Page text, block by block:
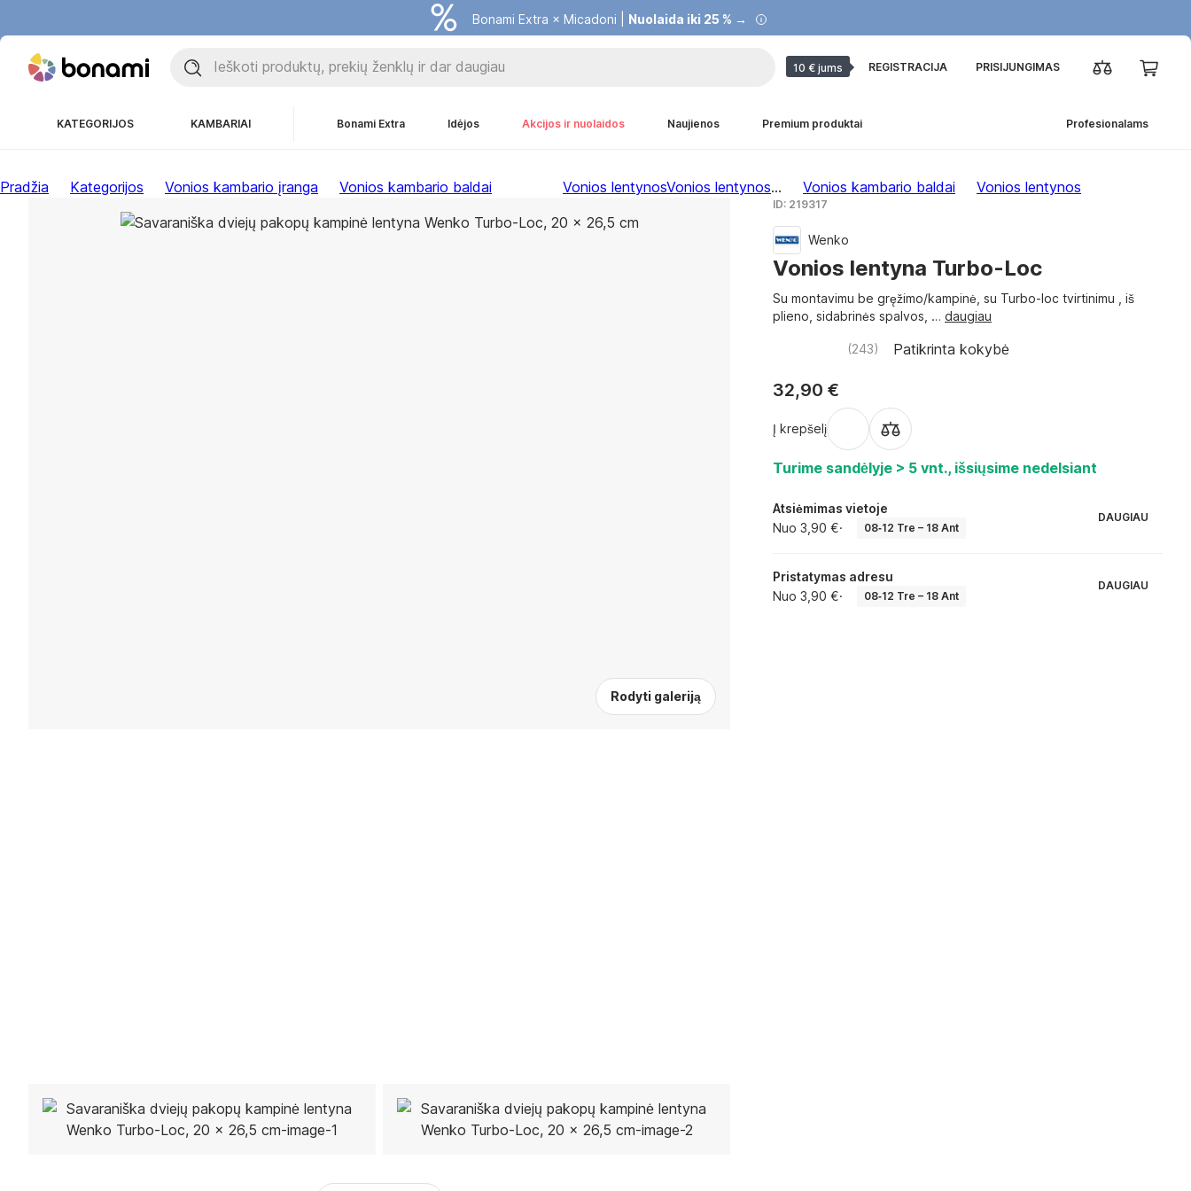
Bonami Extra × Micadoni | Nuolaida iki 25 % →
10 € jums REGISTRACIJA PRISIJUNGIMAS
KATEGORIJOS KAMBARIAI Bonami Extra Idėjos Akcijos ir nuolaidos Naujienos Premium produktai Profesionalams
Pradžia Kategorijos Vonios kambario įranga Vonios kambario baldai Vonios lentynosVonios lentynos... Vonios kambario baldai Vonios lentynos
Rodyti galeriją
ID: 219317
Wenko
Vonios lentyna Turbo-Loc
Su montavimu be gręžimo/kampinė, su Turbo-loc tvirtinimu , iš
plieno, sidabrinės spalvos , … daugiau
(243) Patikrinta kokybė
32,90 €
Į krepšelį
Turime sandėlyje > 5 vnt., išsiųsime nedelsiant
Atsiėmimas vietoje
Nuo 3,90 €· 08‑12 Tre – 18 Ant
DAUGIAU
Pristatymas adresu
Nuo 3,90 €· 08‑12 Tre – 18 Ant
DAUGIAU